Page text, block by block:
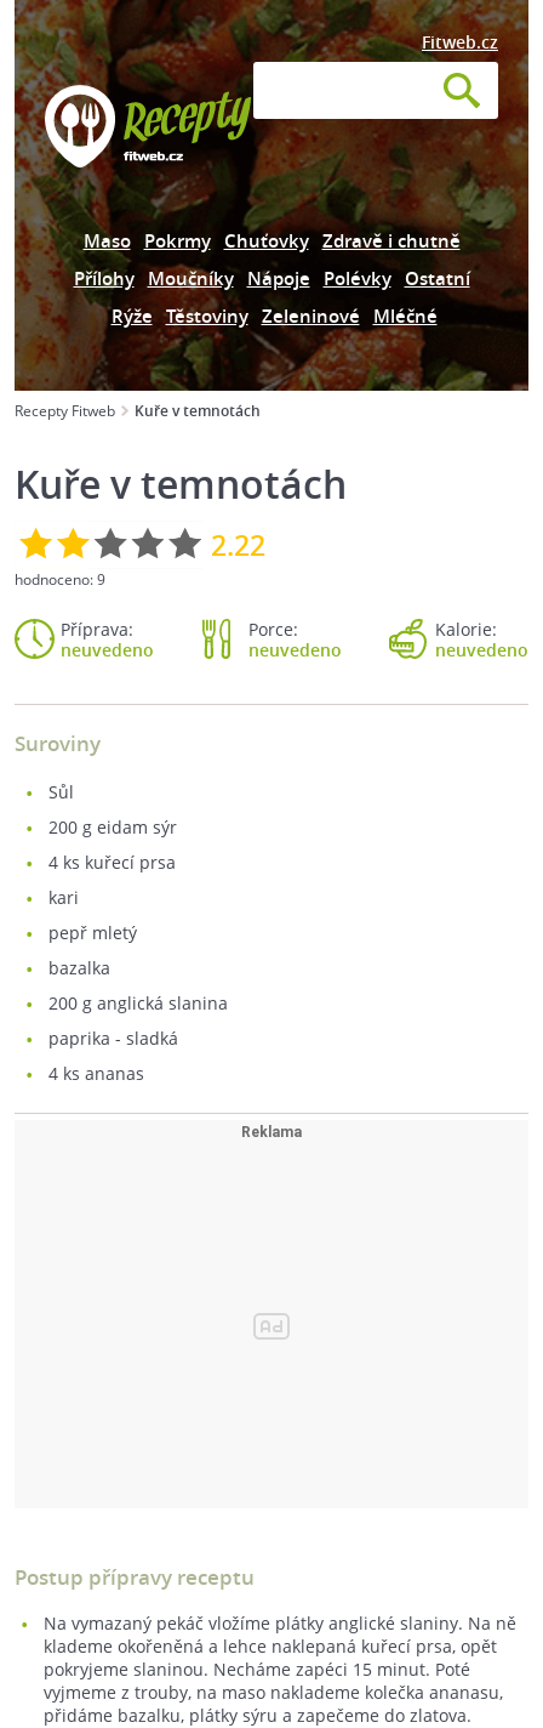
Fitweb.cz
Maso Pokrmy Chuťovky Zdravě i chutně
Přílohy Moučníky Nápoje Polévky Ostatní
Rýže Těstoviny Zeleninové Mléčné
Recepty Fitweb Kuře v temnotách
Kuře v temnotách
2.22
hodnoceno:9
Příprava:
neuvedeno
Porce:
neuvedeno
Kalorie:
neuvedeno
Suroviny
sůl
200 g eidam sýr
4 ks kuřecí prsa
kari
pepř mletý
bazalka
200 g anglická slanina
paprika - sladká
4 ks ananas
Postup přípravy receptu
Na vymazaný pekáč vložíme plátky anglické slaniny. Na ně
klademe okořeněná a lehce naklepaná kuřecí prsa, opět
pokryjeme slaninou. Necháme zapéci 15 minut. Poté
vyjmeme z trouby, na maso naklademe kolečka ananasu,
přidáme bazalku, plátky sýru a zapečeme do zlatova.